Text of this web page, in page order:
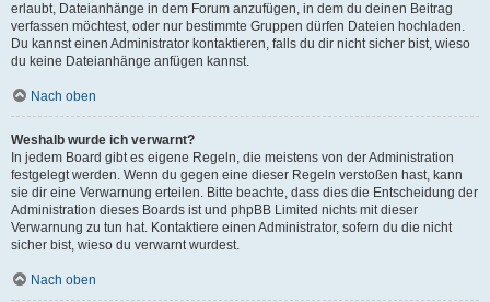
erlaubt, Dateianhänge in dem Forum anzufügen, in dem du deinen Beitrag
verfassen möchtest, oder nur bestimmte Gruppen dürfen Dateien hochladen.
Du kannst einen Administrator kontaktieren, falls du dir nicht sicher bist, wieso
du keine Dateianhänge anfügen kannst.
Nach oben
Weshalb wurde ich verwarnt?
In jedem Board gibt es eigene Regeln, die meistens von der Administration
festgelegt werden. Wenn du gegen eine dieser Regeln verstoßen hast, kann
sie dir eine Verwarnung erteilen. Bitte beachte, dass dies die Entscheidung der
Administration dieses Boards ist und phpBB Limited nichts mit dieser
Verwarnung zu tun hat. Kontaktiere einen Administrator, sofern du die nicht
sicher bist, wieso du verwarnt wurdest.
Nach oben